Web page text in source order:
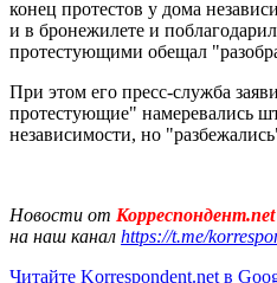
конец протестов у дома
и в бронежилете и
протестующими обещал
При этом его пресс-служба
протестующие" намеревались
независимости, но
Новости от Корреспондент.net
на наш канал https://t.me/
Читайте Korrespondent.net в